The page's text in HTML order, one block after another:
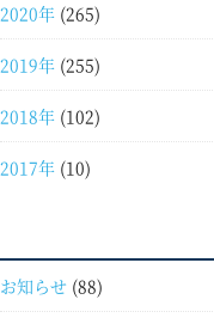
2020年 (265)
2019年 (255)
2018年 (102)
2017年 (10)
お知らせ (88)